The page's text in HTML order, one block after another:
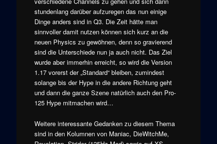
stundenlang darüber aufzuregen das nun einige
Dinge anders sind in Q3. Die Zeit hätte man
sinnvoller damit nutzen können sich kurz an die
neuen Physics zu gewöhnen, denn so gravierend
sind die Unterschiede nun ja auch nicht. Das Ziel
wurde aber immerhin erreicht, so wird die Version
1.17 vorerst der „Standard“ bleiben, zumindest
solange bis der Hype in die andere Richtung geht
und dann die ganze Szene natürlich auch den Pro-
125 Hype mitmachen wird…
Weitere interessante Gedanken zu diesem Thema
sind in den Kolumnen von Maniac, DieWitchMe,